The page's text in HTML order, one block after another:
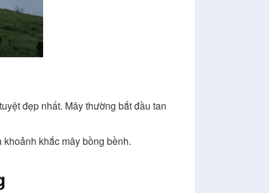
đẹp nhất. Mây thường bắt đầu tan
khắc mây bồng bềnh.